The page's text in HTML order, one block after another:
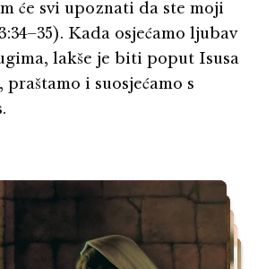
će svi upoznati da ste moji
Kada osjećamo ljubav
lakše je biti poput Isusa
i suosjećamo s